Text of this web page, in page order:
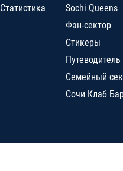
Статистика
Sochi Queens
Фан-сектор
Стикеры
Семейный
Сочи Клаб